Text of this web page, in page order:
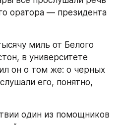
оратора — президента
миль от Белого
в университете
он о том же: о черных
его, понятно,
один из помощников